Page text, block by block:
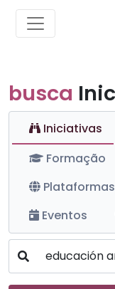
busca
Iniciativas
Formação
Plataformas
Eventos